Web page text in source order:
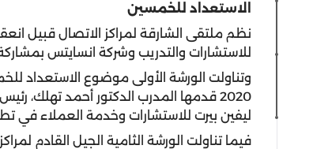
الاستعداد للخمسين
نظم ملتقى الشارقة لمراكز الاتصال قبيل
للاستشارات والتدريب وشركة انسايتس بمشاركة أكثر من 100 مشارك من العاملين
وتناولت الورشة الأولى موضوع الاستعداد
2020 قدمها المدرب الدكتور أحمد تهلك،
ليفين بيرت للاستشارات وخدمة العملاء في
فيما تناولت الورشة الثامية الجيل القادم